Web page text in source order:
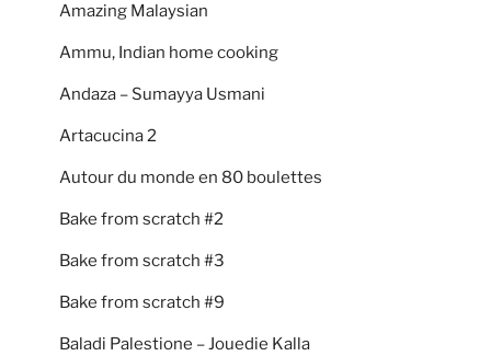
Amazing Malaysian
Ammu, Indian home cooking
Andaza – Sumayya Usmani
Artacucina 2
Autour du monde en 80 boulettes
Bake from scratch #2
Bake from scratch #3
Bake from scratch #9
Baladi Palestione – Jouedie Kalla